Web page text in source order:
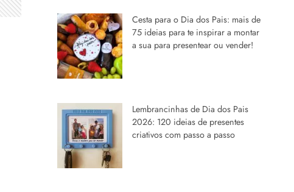
Cesta para o Dia dos Pais: mais de
75 ideias para te inspirar a montar
a sua para presentear ou vender!
Lembrancinhas de Dia dos Pais
2026: 120 ideias de presentes
criativos com passo a passo